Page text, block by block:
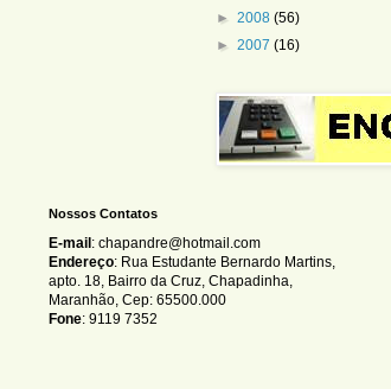
► 2008 (56)
► 2007 (16)
Nossos Contatos
E-mail: chapandre@hotmail.com
Endereço: Rua Estudante Bernardo Martins,
apto. 18, Bairro da Cruz, Chapadinha,
Maranhão, Cep: 65500.000
Fone: 9119 7352